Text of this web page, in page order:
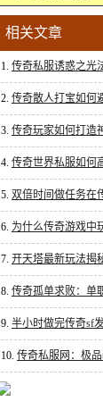
相关文章
1. 传奇私服诱惑之光
2. 传奇散人打宝如何
3. 传奇玩家如何打造
4. 传奇世界私服如何
5. 双倍时间做任务在
6. 为什么传奇游戏中
7. 开天塔最新玩法揭
8. 传奇孤单求败：单
9. 半小时做完传奇sf
10. 传奇私服网：极